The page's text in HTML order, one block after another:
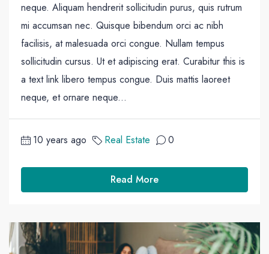
neque. Aliquam hendrerit sollicitudin purus, quis rutrum
mi accumsan nec. Quisque bibendum orci ac nibh
facilisis, at malesuada orci congue. Nullam tempus
sollicitudin cursus. Ut et adipiscing erat. Curabitur this is
a text link libero tempus congue. Duis mattis laoreet
neque, et ornare neque...
10 years ago Real Estate 0
Read More